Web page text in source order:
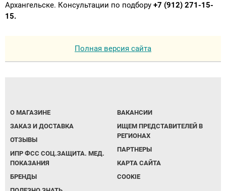
Архангельске. Консультации по подбору +7 (912) 271-15-
15.
Полная версия сайта
О МАГАЗИНЕ
ЗАКАЗ И ДОСТАВКА
ОТЗЫВЫ
ИПР ФСС СОЦ.ЗАЩИТА. МЕД.
ПОКАЗАНИЯ
БРЕНДЫ
ВАКАНСИИ
ИЩЕМ ПРЕДСТАВИТЕЛЕЙ В
РЕГИОНАХ
ПАРТНЕРЫ
КАРТА САЙТА
COOKIE